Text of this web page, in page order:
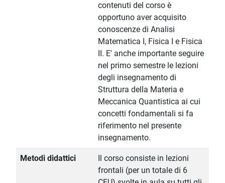
contenuti del corso è
opportuno aver acquisito
conoscenze di Analisi
Matematica I, Fisica I e Fisica
II. E' anche importante seguire
nel primo semestre le lezioni
degli insegnamento di
Struttura della Materia e
Meccanica Quantistica ai cui
concetti fondamentali si fa
riferimento nel presente
insegnamento.
Metodi didattici
Il corso consiste in lezioni
frontali (per un totale di 6